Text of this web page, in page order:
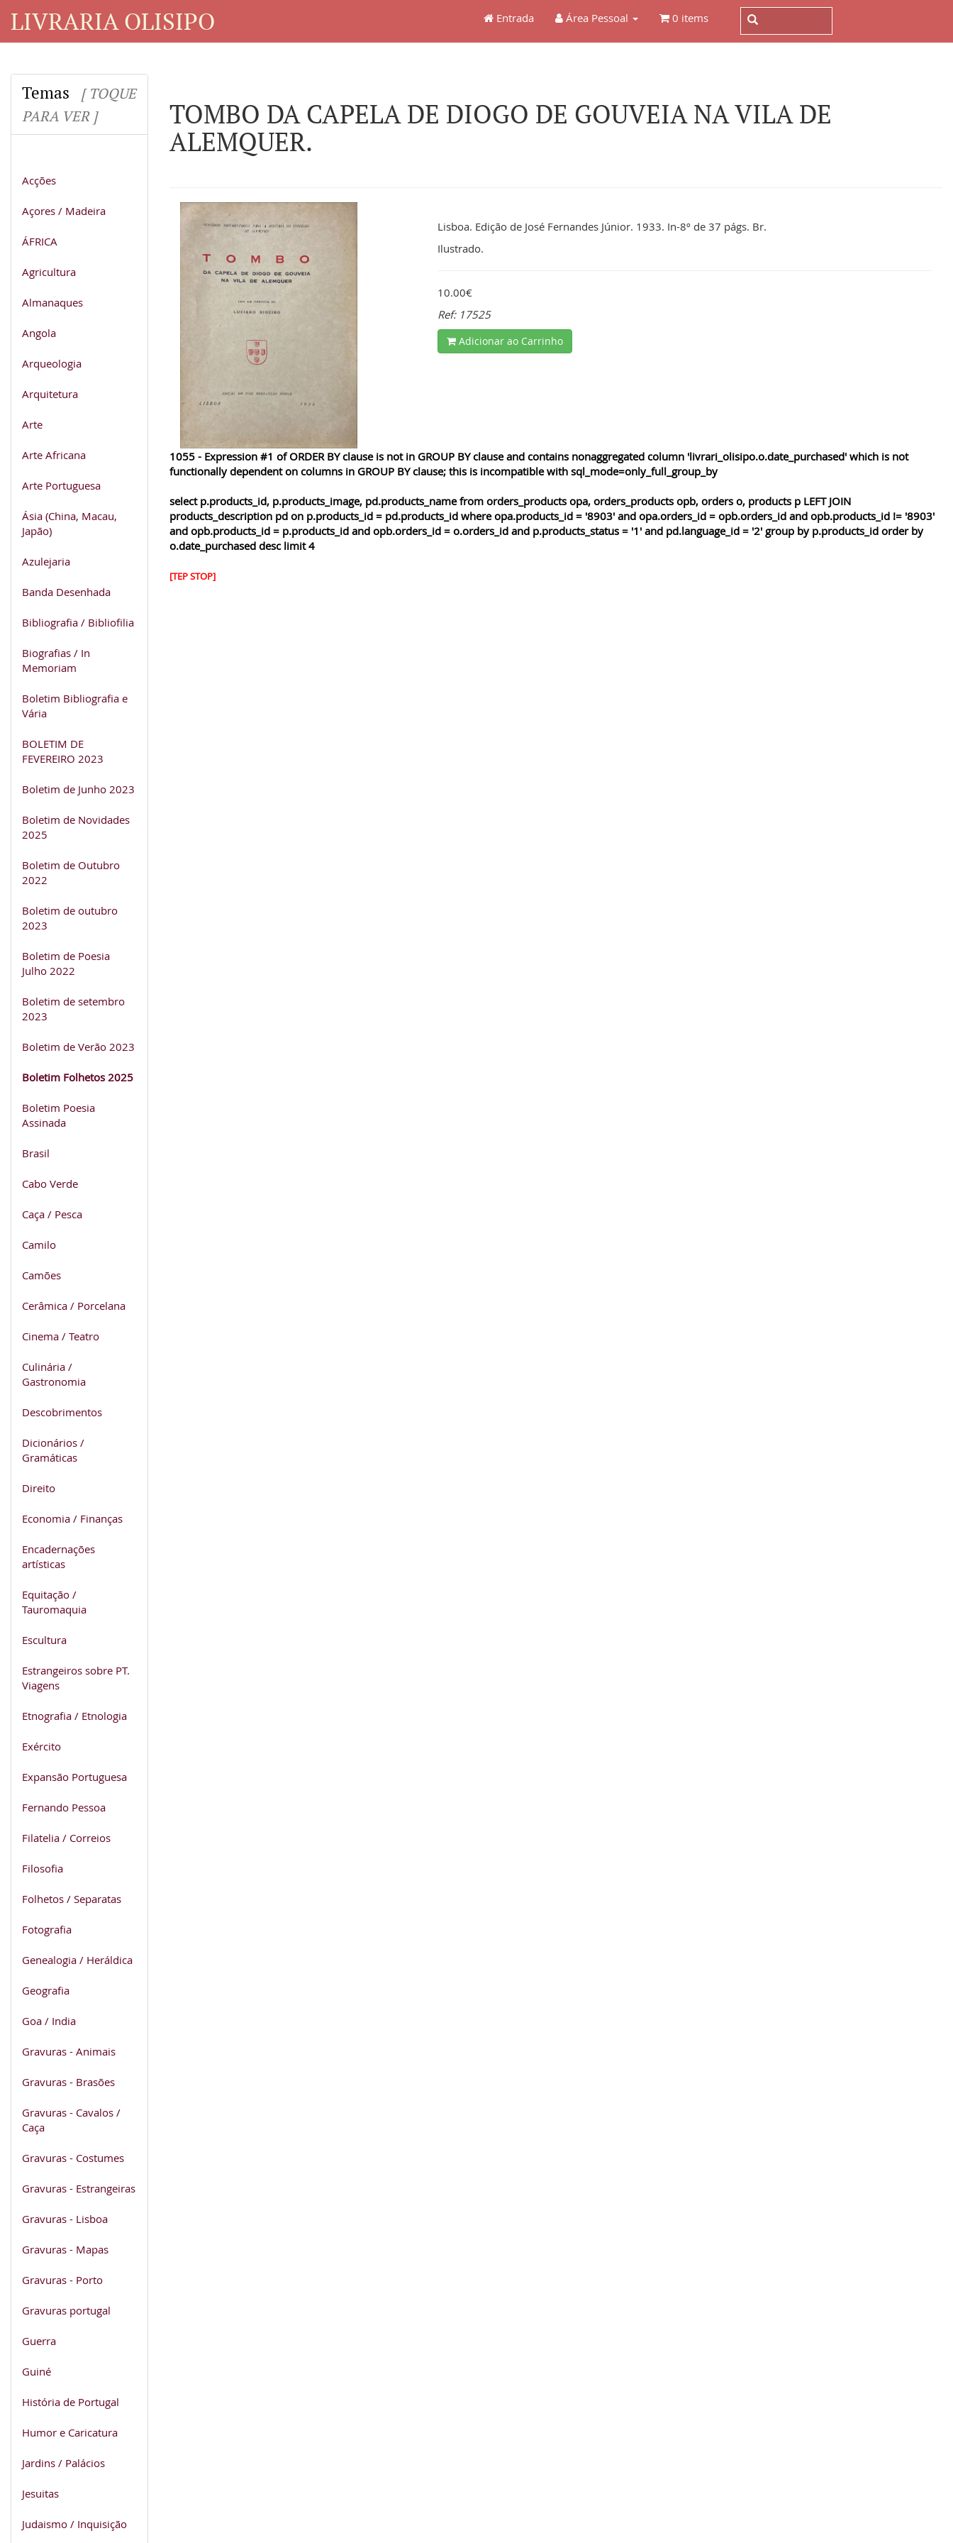
LIVRARIA OLISIPO Entrada Área Pessoal 0 items
Temas
[ TOQUE
PARA VER ]
Acções
Açores / Madeira
ÁFRICA
Agricultura
Almanaques
Angola
Arqueologia
Arquitetura
Arte
Arte Africana
Arte Portuguesa
Ásia (China, Macau,
Japão)
Azulejaria
Banda Desenhada
Bibliografia / Bibliofilia
Biografias / In
Memoriam
Boletim Bibliografia e
Vária
BOLETIM DE
FEVEREIRO 2023
Boletim de Junho 2023
Boletim de Novidades
2025
Boletim de Outubro
2022
Boletim de outubro
2023
Boletim de Poesia
Julho 2022
Boletim de setembro
2023
Boletim de Verão 2023
Boletim Folhetos 2025
Boletim Poesia
Assinada
Brasil
Cabo Verde
Caça / Pesca
Camilo
Camões
Cerâmica / Porcelana
Cinema / Teatro
Culinária /
Gastronomia
Descobrimentos
Dicionários /
Gramáticas
Direito
Economia / Finanças
Encadernações
artísticas
Equitação /
Tauromaquia
Escultura
Estrangeiros sobre PT.
Viagens
Etnografia / Etnologia
Exército
Expansão Portuguesa
Fernando Pessoa
Filatelia / Correios
Filosofia
Folhetos / Separatas
Fotografia
Genealogia / Heráldica
Geografia
Goa / India
Gravuras - Animais
Gravuras - Brasões
Gravuras - Cavalos /
Caça
Gravuras - Costumes
Gravuras - Estrangeiras
Gravuras - Lisboa
Gravuras - Mapas
Gravuras - Porto
Gravuras portugal
Guerra
Guiné
História de Portugal
Humor e Caricatura
Jardins / Palácios
Jesuitas
Judaismo / Inquisição
TOMBO DA CAPELA DE DIOGO DE GOUVEIA NA VILA DE
ALEMQUER.
Lisboa. Edição de José Fernandes Júnior. 1933. In-8º de 37 págs. Br.
Ilustrado.
10.00€
Ref: 17525
Adicionar ao Carrinho
1055 - Expression #1 of ORDER BY clause is not in GROUP BY clause and contains nonaggregated column 'livrari_olisipo.o.date_purchased' which is not
functionally dependent on columns in GROUP BY clause; this is incompatible with sql_mode=only_full_group_by
select p.products_id, p.products_image, pd.products_name from orders_products opa, orders_products opb, orders o, products p LEFT JOIN
products_description pd on p.products_id = pd.products_id where opa.products_id = '8903' and opa.orders_id = opb.orders_id and opb.products_id != '8903'
and opb.products_id = p.products_id and opb.orders_id = o.orders_id and p.products_status = '1' and pd.language_id = '2' group by p.products_id order by
o.date_purchased desc limit 4
[TEP STOP]